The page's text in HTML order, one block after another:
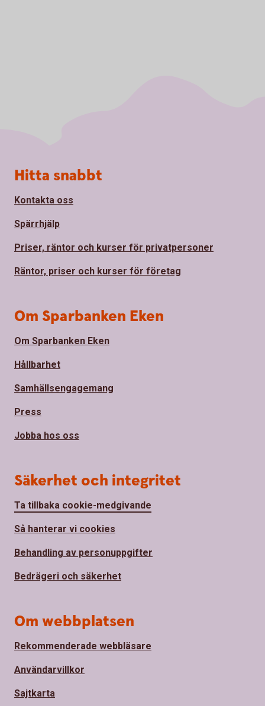
Sidfot
Hitta snabbt
Kontakta oss
Spärrhjälp
Priser, räntor och kurser för privatpersoner
Räntor, priser och kurser för företag
Om Sparbanken Eken
Om Sparbanken Eken
Hållbarhet
Samhällsengagemang
Press
Jobba hos oss
Säkerhet och integritet
Ta tillbaka cookie-medgivande
Så hanterar vi cookies
Behandling av personuppgifter
Bedrägeri och säkerhet
Om webbplatsen
Rekommenderade webbläsare
Användarvillkor
Sajtkarta